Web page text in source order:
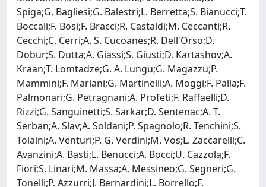
Spiga;G. Bagliesi;G. Balestri;L. Berretta;S. Bianucci;T.
Boccali;F. Bosi;F. Bracci;R. Castaldi;M. Ceccanti;R.
Cecchi;C. Cerri;A. S. Cucoanes;R. Dell'Orso;D.
Dobur;S. Dutta;A. Giassi;S. Giusti;D. Kartashov;A.
Kraan;T. Lomtadze;G. A. Lungu;G. Magazzu;P.
Mammini;F. Mariani;G. Martinelli;A. Moggi;F. Palla;F.
Palmonari;G. Petragnani;A. Profeti;F. Raffaelli;D.
Rizzi;G. Sanguinetti;S. Sarkar;D. Sentenac;A. T.
Serban;A. Slav;A. Soldani;P. Spagnolo;R. Tenchini;S.
Tolaini;A. Venturi;P. G. Verdini;M. Vos;L. Zaccarelli;C.
Avanzini;A. Basti;L. Benucci;A. Bocci;U. Cazzola;F.
Fiori;S. Linari;M. Massa;A. Messineo;G. Segneri;G.
Tonelli;P. Azzurri;J. Bernardini;L. Borrello;F.